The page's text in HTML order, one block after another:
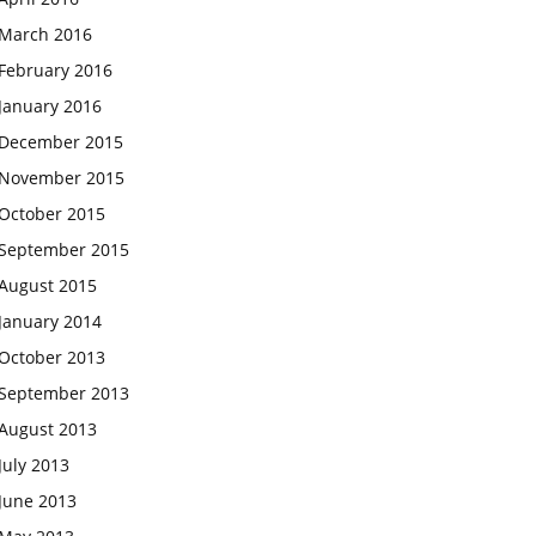
2016
2016
2016
2015
2015
2015
2015
2015
2014
2013
2013
2013
2013
2013